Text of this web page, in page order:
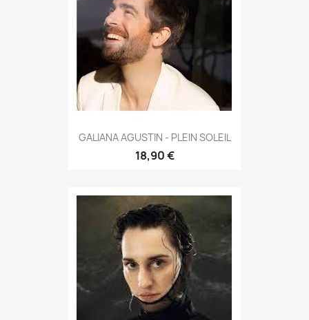
GALIANA AGUSTIN - PLEIN SOLEIL
18,90 €